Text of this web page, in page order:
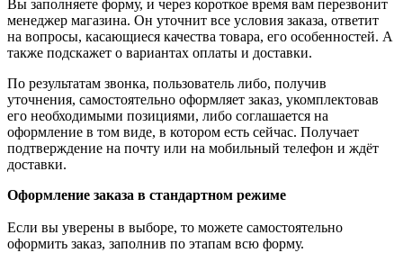
Вы заполняете форму, и через короткое время вам перезвонит
менеджер магазина. Он уточнит все условия заказа, ответит
на вопросы, касающиеся качества товара, его особенностей. А
также подскажет о вариантах оплаты и доставки.
По результатам звонка, пользователь либо, получив
уточнения, самостоятельно оформляет заказ, укомплектовав
его необходимыми позициями, либо соглашается на
оформление в том виде, в котором есть сейчас. Получает
подтверждение на почту или на мобильный телефон и ждёт
доставки.
Оформление заказа в стандартном режиме
Если вы уверены в выборе, то можете самостоятельно
оформить заказ, заполнив по этапам всю форму.